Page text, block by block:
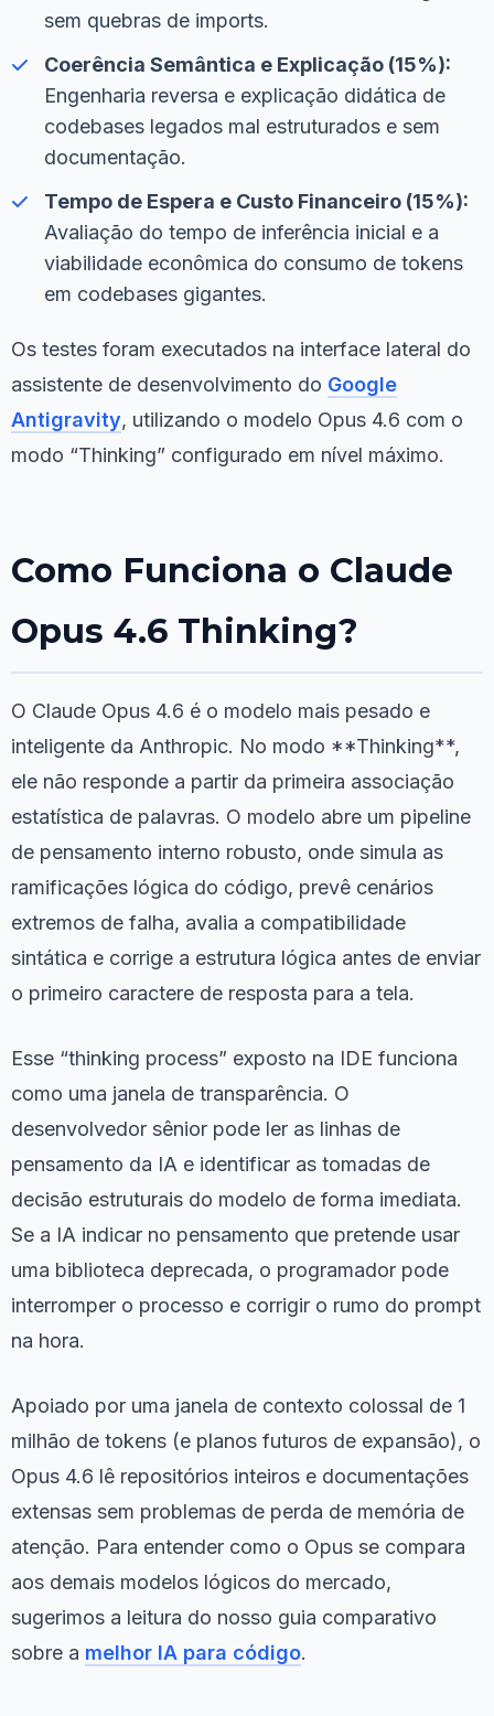
sem quebras de imports.
Coerência Semântica e Explicação (15%):
Engenharia reversa e explicação didática de
codebases legados mal estruturados e sem
documentação.
Tempo de Espera e Custo Financeiro (15%):
Avaliação do tempo de inferência inicial e a
viabilidade econômica do consumo de tokens
em codebases gigantes.
Os testes foram executados na interface lateral do
assistente de desenvolvimento do Google
Antigravity, utilizando o modelo Opus 4.6 com o
modo “Thinking” configurado em nível máximo.
Como Funciona o Claude
Opus 4.6 Thinking?
O Claude Opus 4.6 é o modelo mais pesado e
inteligente da Anthropic. No modo **Thinking**,
ele não responde a partir da primeira associação
estatística de palavras. O modelo abre um pipeline
de pensamento interno robusto, onde simula as
ramificações lógica do código, prevê cenários
extremos de falha, avalia a compatibilidade
sintática e corrige a estrutura lógica antes de enviar
o primeiro caractere de resposta para a tela.
Esse “thinking process” exposto na IDE funciona
como uma janela de transparência. O
desenvolvedor sênior pode ler as linhas de
pensamento da IA e identificar as tomadas de
decisão estruturais do modelo de forma imediata.
Se a IA indicar no pensamento que pretende usar
uma biblioteca deprecada, o programador pode
interromper o processo e corrigir o rumo do prompt
na hora.
Apoiado por uma janela de contexto colossal de 1
milhão de tokens (e planos futuros de expansão), o
Opus 4.6 lê repositórios inteiros e documentações
extensas sem problemas de perda de memória de
atenção. Para entender como o Opus se compara
aos demais modelos lógicos do mercado,
sugerimos a leitura do nosso guia comparativo
sobre a melhor IA para código.